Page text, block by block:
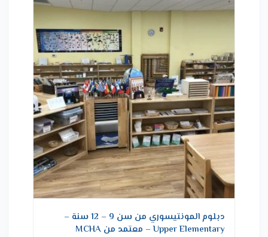
دبلوم المونتيسوري من سن 9 – 12 سنة –
Upper Elementary – معتمد من MCHA